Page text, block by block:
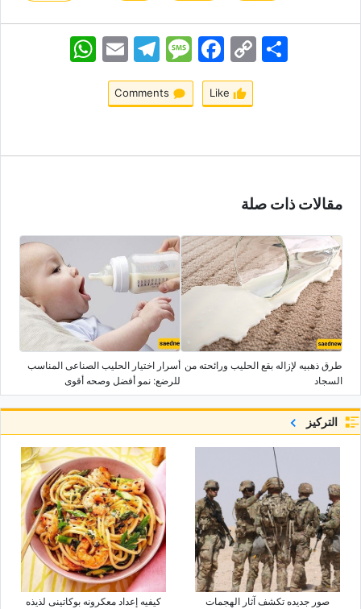
WhatsApp EmailTelegramMessageFacebook Copy
Link
اشتراک
Like
Comments
مقالات ذات صلة
طرق ذهبیه لإزاله بقع الحلیب ورائحته من
السجاد
أسرار اختیار الحلیب الصناعی المناسب
للرضع: نمو أفضل وصحه أقوى
التركيز
صور جدیده تکشف آثار الهجمات کیفیه إعداد معکرونه بوکاتینی لذیذه